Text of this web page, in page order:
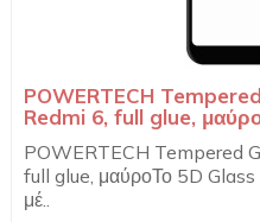
POWERTECH
Redmi 6, full glue,
POWERTECH Tempered
full glue, μαύροΤο 5D Glass
μέ..